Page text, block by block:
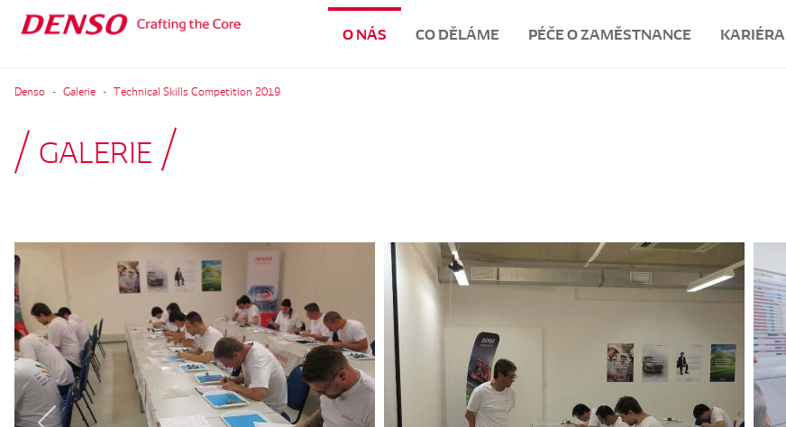
O NÁS CO DĚLÁME PÉČE O ZAMĚSTNANCE KARIÉRA
Denso Galerie Technical Skills Competition 2019
GALERIE